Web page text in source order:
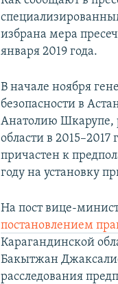
избрана мера
января 2019 года.
В начале ноября
безопасности в
Анатолию Шкарупе,
области в
причастен к
году на установку
На пост вице-
постановлением
Карагандинской
Бакытжан
расследования